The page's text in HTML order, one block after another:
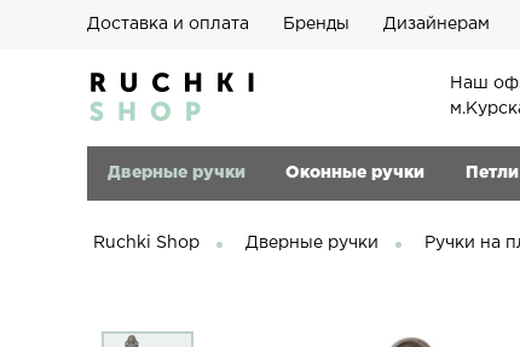
Доставка и оплата Бренды Дизайнерам
Наш
Дверные ручки Оконные ручки
Ruchki Shop Дверные ручки Ручки на